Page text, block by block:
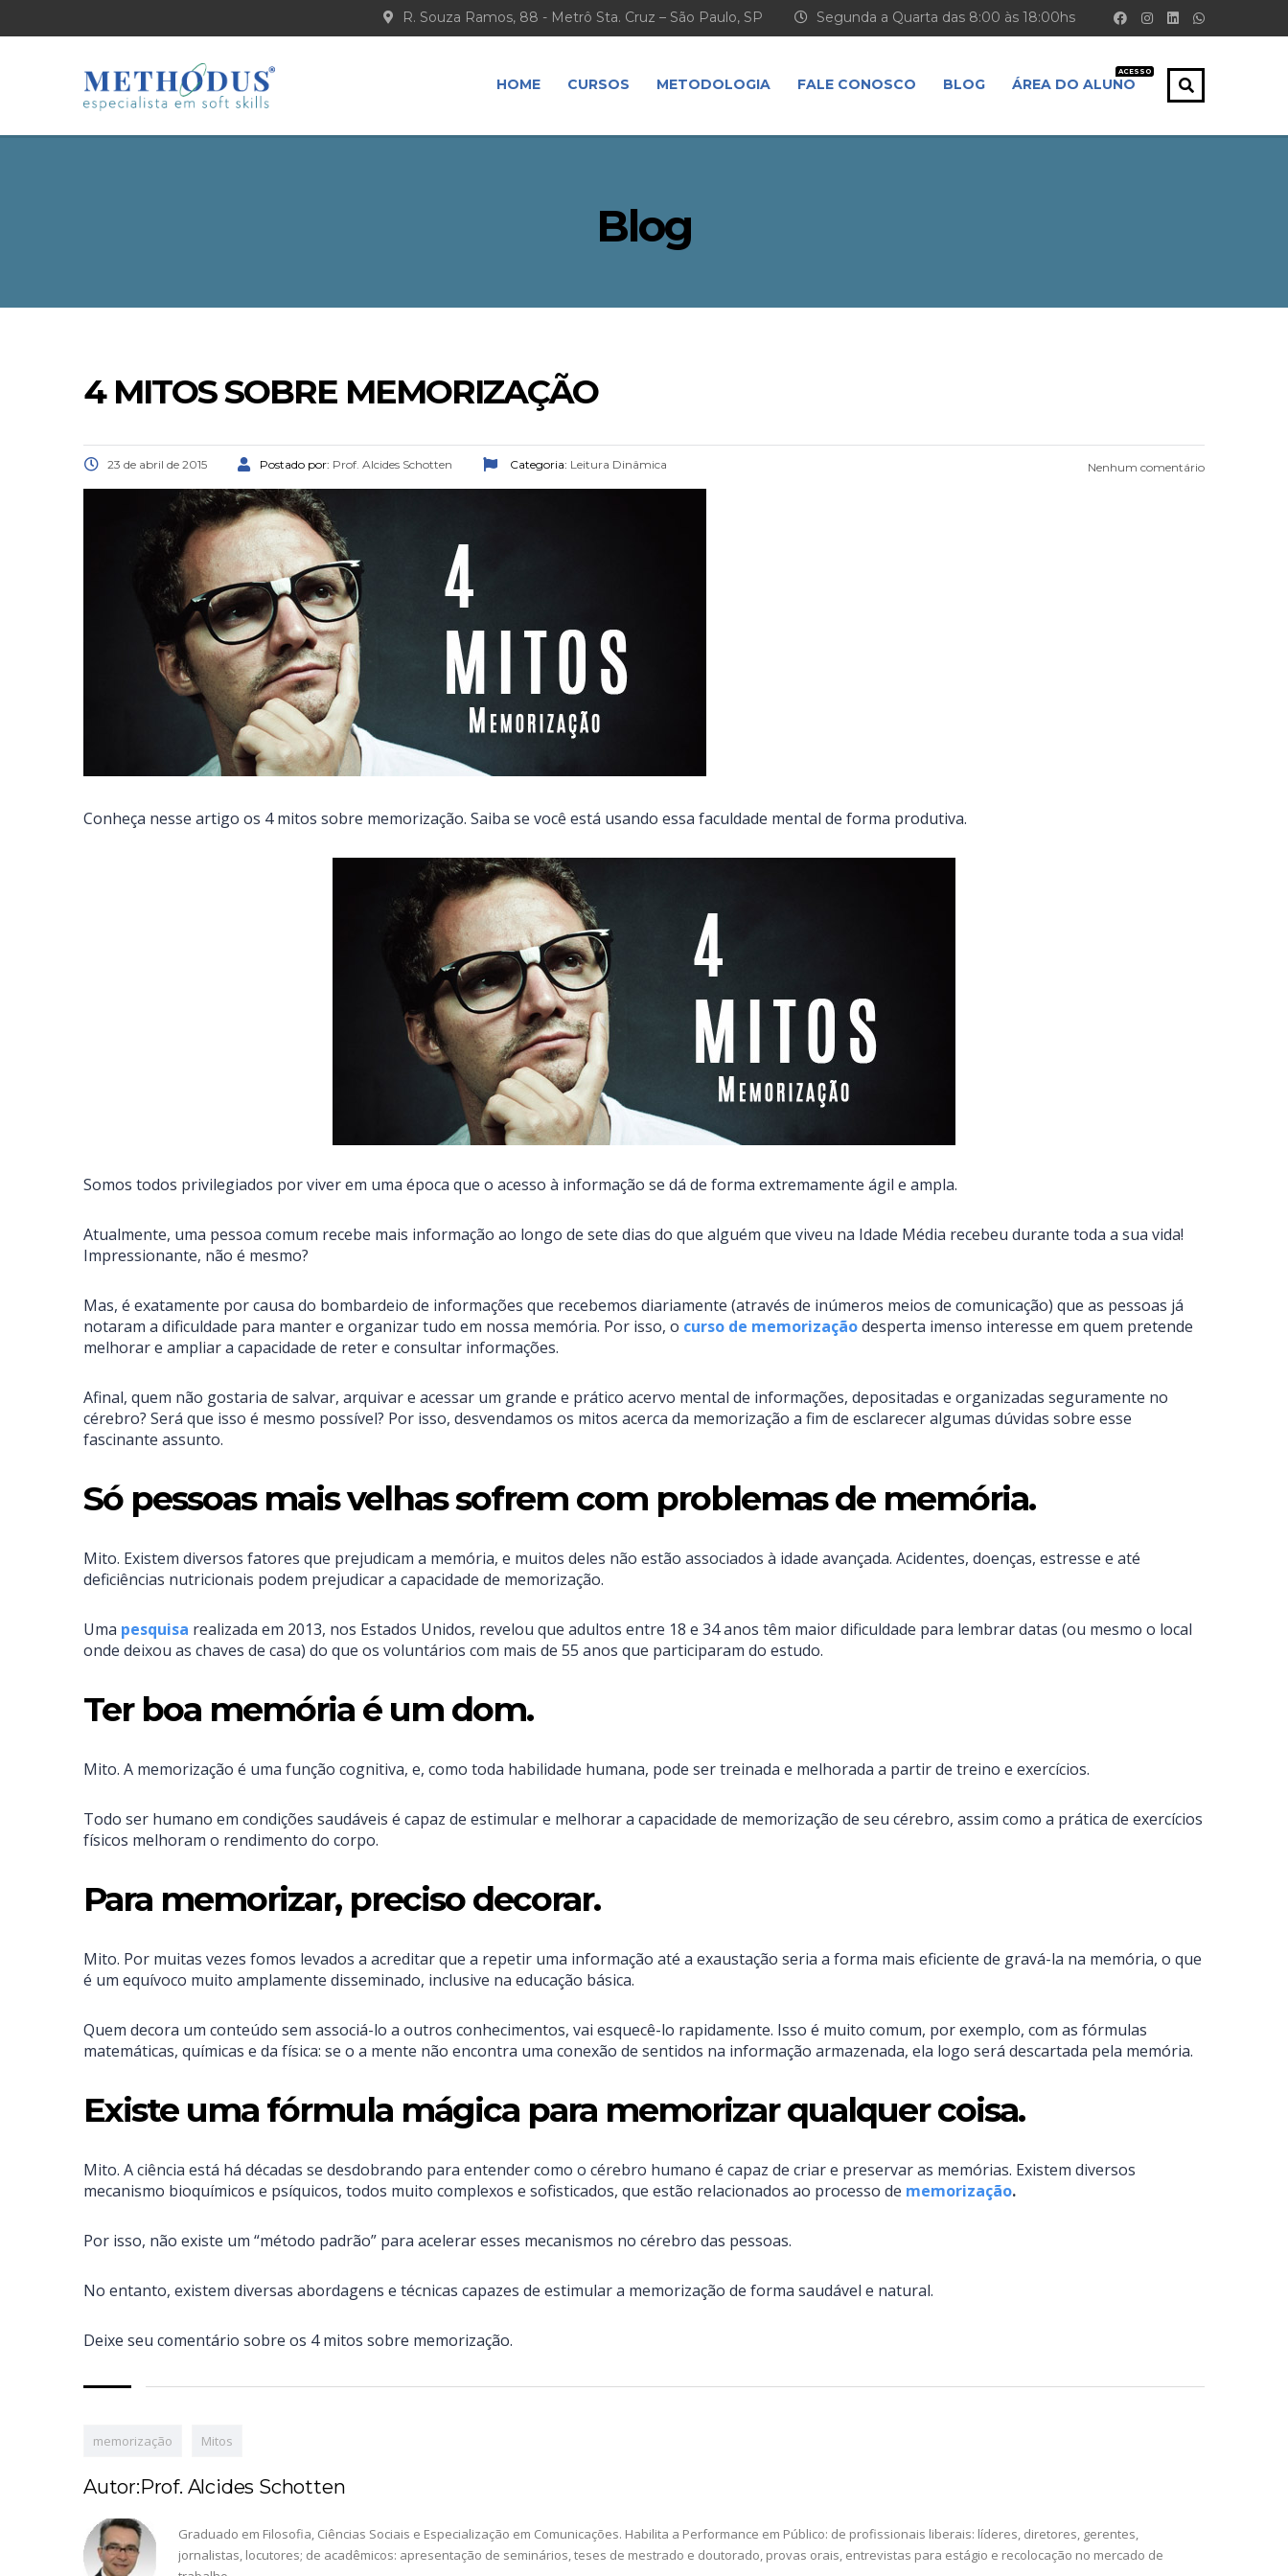
Segunda a Quarta das 8:00 às 18:00hs
R. Souza Ramos, 88 - Metrô Sta. Cruz – São Paulo, SP
HOME CURSOS METODOLOGIA FALE CONOSCO BLOG ÁREA DO ALUNO
ACESSO
Blog
4 MITOS SOBRE MEMORIZAÇÃO
23 de abril de 2015 Postado por: Prof. Alcides Schotten Categoria: Leitura Dinâmica Nenhum comentário
Conheça nesse artigo os 4 mitos sobre memorização. Saiba se você está usando essa faculdade mental de forma produtiva.
Somos todos privilegiados por viver em uma época que o acesso à informação se dá de forma extremamente ágil e ampla.
Atualmente, uma pessoa comum recebe mais informação ao longo de sete dias do que alguém que viveu na Idade Média recebeu durante toda a sua vida!
Impressionante, não é mesmo?
Mas, é exatamente por causa do bombardeio de informações que recebemos diariamente (através de inúmeros meios de comunicação) que as pessoas já
notaram a dificuldade para manter e organizar tudo em nossa memória. Por isso, o curso de memorizaçãodesperta imenso interesse em quem pretende
melhorar e ampliar a capacidade de reter e consultar informações.
Afinal, quem não gostaria de salvar, arquivar e acessar um grande e prático acervo mental de informações, depositadas e organizadas seguramente no
cérebro? Será que isso é mesmo possível? Por isso, desvendamos os mitos acerca da memorização a fim de esclarecer algumas dúvidas sobre esse
fascinante assunto.
Só pessoas mais velhas sofrem com problemas de memória.
Mito. Existem diversos fatores que prejudicam a memória, e muitos deles não estão associados à idade avançada. Acidentes, doenças, estresse e até
deficiências nutricionais podem prejudicar a capacidade de memorização.
Uma pesquisa realizada em 2013, nos Estados Unidos, revelou que adultos entre 18 e 34 anos têm maior dificuldade para lembrar datas (ou mesmo o local
onde deixou as chaves de casa) do que os voluntários com mais de 55 anos que participaram do estudo.
Ter boa memória é um dom.
Mito. A memorização é uma função cognitiva, e, como toda habilidade humana, pode ser treinada e melhorada a partir de treino e exercícios.
Todo ser humano em condições saudáveis é capaz de estimular e melhorar a capacidade de memorização de seu cérebro, assim como a prática de exercícios
físicos melhoram o rendimento do corpo.
Para memorizar, preciso decorar.
Mito. Por muitas vezes fomos levados a acreditar que a repetir uma informação até a exaustação seria a forma mais eficiente de gravá-la na memória, o que
é um equívoco muito amplamente disseminado, inclusive na educação básica.
Quem decora um conteúdo sem associá-lo a outros conhecimentos, vai esquecê-lo rapidamente. Isso é muito comum, por exemplo, com as fórmulas
matemáticas, químicas e da física: se o a mente não encontra uma conexão de sentidos na informação armazenada, ela logo será descartada pela memória.
Existe uma fórmula mágica para memorizar qualquer coisa.
Mito. A ciência está há décadas se desdobrando para entender como o cérebro humano é capaz de criar e preservar as memórias. Existem diversos
mecanismo bioquímicos e psíquicos, todos muito complexos e sofisticados, que estão relacionados ao processo de memorização.
Por isso, não existe um “método padrão” para acelerar esses mecanismos no cérebro das pessoas.
No entanto, existem diversas abordagens e técnicas capazes de estimular a memorização de forma saudável e natural.
Deixe seu comentário sobre os 4 mitos sobre memorização.
memorização Mitos
Autor:Prof. Alcides Schotten
Graduado em Filosofia, Ciências Sociais e Especialização em Comunicações. Habilita a Performance em Público: de profissionais liberais: líderes, diretores, gerentes,
jornalistas, locutores; de acadêmicos: apresentação de seminários, teses de mestrado e doutorado, provas orais, entrevistas para estágio e recolocação no mercado de